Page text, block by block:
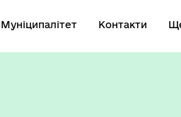
Муніципалітет Контакти